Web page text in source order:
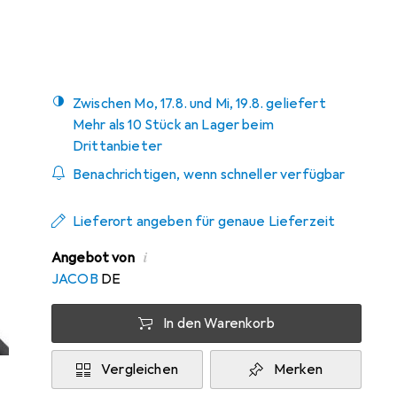
Zwischen Mo, 17.8. und Mi, 19.8. geliefert
Mehr als 10 Stück an Lager beim
Drittanbieter
Benachrichtigen, wenn schneller verfügbar
Lieferort angeben für genaue Lieferzeit
Angebot von i
JACOB DE
In den Warenkorb
Vergleichen Merken